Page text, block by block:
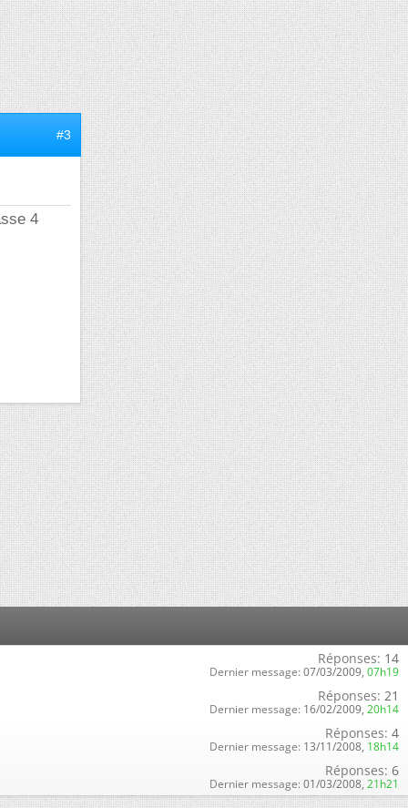
#3
4
Réponses: 14
Dernier message: 07/03/2009, 07h19
Réponses: 21
Dernier message: 16/02/2009, 20h14
Réponses: 4
Dernier message: 13/11/2008, 18h14
Réponses: 6
Dernier message: 01/03/2008, 21h21